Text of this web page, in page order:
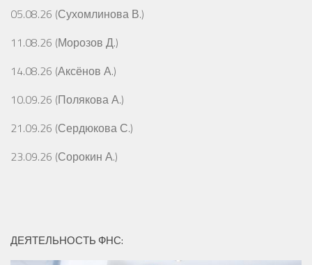
05.08.26 (Сухомлинова В.)
11.08.26 (Морозов Д.)
14.08.26 (Аксёнов А.)
10.09.26 (Полякова А.)
21.09.26 (Сердюкова С.)
23.09.26 (Сорокин А.)
ДЕЯТЕЛЬНОСТЬ ФНС: